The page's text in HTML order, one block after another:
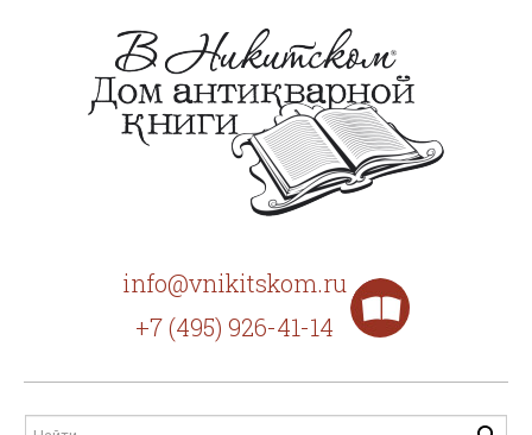
info@vnikitskom.ru
+7 (495) 926-41-14